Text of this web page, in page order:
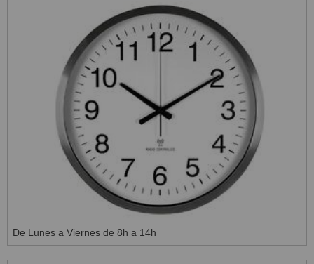
De Lunes a Viernes de 8h a 14h